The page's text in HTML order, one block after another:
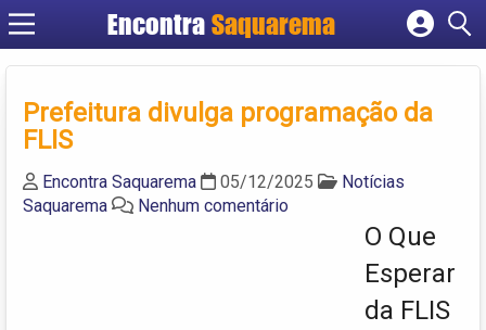
Encontra Saquarema
Cadastrar empresa
Criar conta
Prefeitura divulga programação da
FLIS
Encontra Saquarema 05/12/2025
Notícias
Saquarema
Nenhum comentário
O Que
Esperar
da FLIS